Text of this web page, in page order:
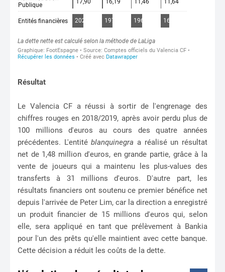
Résultat
Le Valencia CF a réussi à sortir de l'engrenage des
chiffres rouges en 2018/2019, après avoir perdu plus de
100 millions d'euros au cours des quatre années
précédentes. L'entitéblanquinegraa réalisé un résultat
net de 1,48 million d'euros, en grande partie, grâce à la
vente de joueurs qui a maintenu les plus-values des
transferts à 31 millions d'euros. D'autre part, les
résultats financiers ont soutenu ce premier bénéfice net
depuis l'arrivée de Peter Lim, car la direction a enregistré
un produit financier de 15 millions d'euros qui, selon
elle, sera appliqué en tant que prélèvement à Bankia
pour l'un des prêts qu'elle maintient avec cette banque.
Cette décision a réduit les coûts de la dette.